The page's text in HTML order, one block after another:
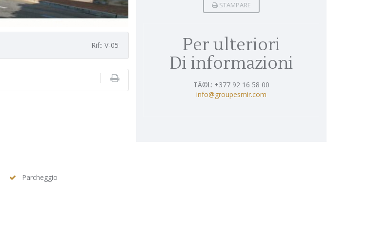
Rif:: V-05
Parcheggio
STAMPARE
Per ulteriori
Di informazioni
TÃ©l.: +377 92 16 58 00
info@groupesmir.com